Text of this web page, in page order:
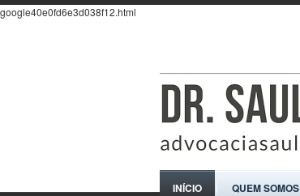
google40e0fd6e3d038f12.html
INÍCIO QUEM SOMOS